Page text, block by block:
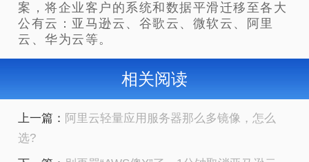
案，将企业客户的系统和数据平滑迁移至各大
公有云：亚马逊云、谷歌云、微软云、阿里
云、华为云等。
相关阅读
上一篇： 阿里云轻量应用服务器那么多镜像，怎么
选?